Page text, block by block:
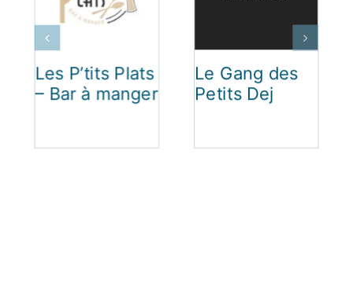
Les P’tits Plats
– Bar à manger
Le Gang des
Petits Dej